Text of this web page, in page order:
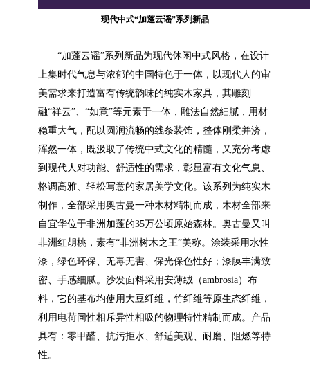
现代中式“加蓬云谣”系列新品
“加蓬云谣”系列新品为现代休闲中式风格，在设计
上集时代气息与浓郁的中国特色于一体，以现代人的审
美需求来打造富有传统韵味的纯实木家具，其雕刻
融“祥云”、“如意”等元素于一体，雕法自然細膩，用材
稳重大气，配以圆润流畅的线条装饰，整体刚柔并济，
浑然一体，既汲取了传统中式文化的精髓，又充分考虑
到现代人对功能、舒适性的需求，彰显富有文化气息、
格调高雅、轻松写意的家居美学文化。 该系列为纯实木
制作，全部采用奥古曼一种木材精制而成，木材全部来
自宜华位于非洲加蓬的35万公顷原始森林。奥古曼又叫
非洲红胡桃，素有“非洲树木之王”美称。 涂装采用水性
漆，绿色环保、无毒无害、保光保色性好；漆膜丰满致
密、手感细腻。沙发面料采用安薄绒（ambrosia）布
料，它的基布均使用大豆纤维，竹纤维等原生态纤维，
利用电荷同性相斥异性相吸的物理特性精制而成。产品
具有：零甲醛、抗污拒水、舒适美观、耐磨、阻燃等特
性。